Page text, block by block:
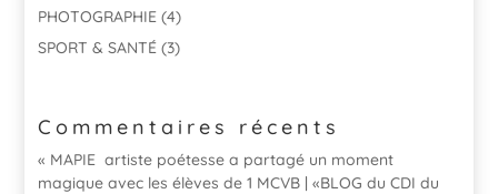
PHOTOGRAPHIE (4)
SPORT & SANTÉ (3)
Commentaires récents
« MAPIE artiste poétesse a partagé un moment
magique avec les élèves de 1 MCVB | «BLOG du CDI du